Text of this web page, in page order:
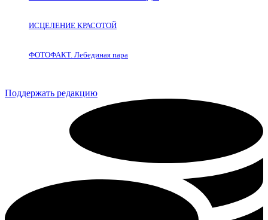
ИСЦЕЛЕНИЕ КРАСОТОЙ
ФОТОФАКТ. Лебединая пара
Поддержать редакцию